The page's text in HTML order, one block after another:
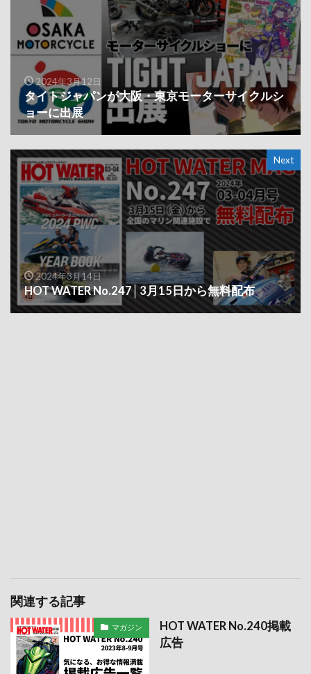
2024年3月12日
タイトジャパンが大阪・東京モーターサイクルシ
ョーに出展
Next
2024年3月14日
HOT WATER No.247│3月15日から無料配布
関連する記事
マガジン
HOT WATER No.240掲載
広告